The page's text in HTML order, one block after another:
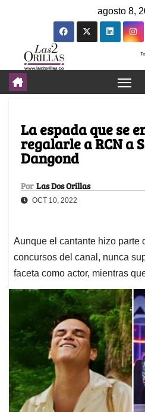
agosto 8,
La espada que se
regalarle a RCN a
Dangond
Por Las Dos Orillas
OCT 10, 2022
Aunque el cantante hizo parte
concursos del canal, nunca
faceta como actor, mientras